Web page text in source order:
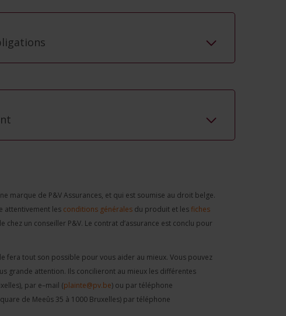
marque de P&V Assurances, et qui est soumise au droit belge.
attentivement les conditions générales du produit et les fiches
chez un conseiller P&V. Le contrat d’assurance est conclu pour
fera tout son possible pour vous aider au mieux. Vous pouvez
grande attention. Ils concilieront au mieux les différentes
par e–mail (plainte@pv.be) ou par téléphone
de Meeûs 35 à 1000 Bruxelles) par téléphone